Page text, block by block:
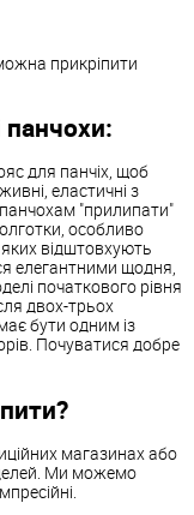
прикріпити
панчохи:
для панчіх, щоб
еластичні з
"прилипати"
особливо
відштовхують
елегантними щодня,
початкового рівня
двох-трьох
бути одним із
Почуватися добре
магазинах або
Ми можемо